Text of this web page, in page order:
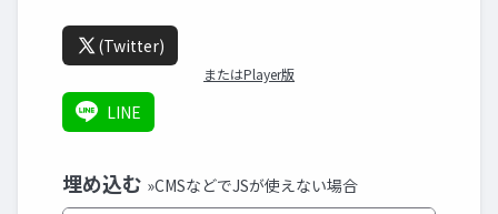
(Twitter)
またはPlayer版
LINE
埋め込む »CMSなどでJSが使えない場合